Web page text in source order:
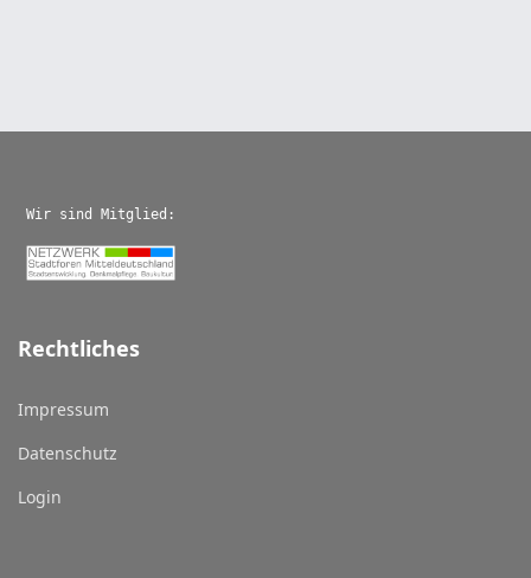
Wir sind Mitglied:
Rechtliches
Impressum
Datenschutz
Login